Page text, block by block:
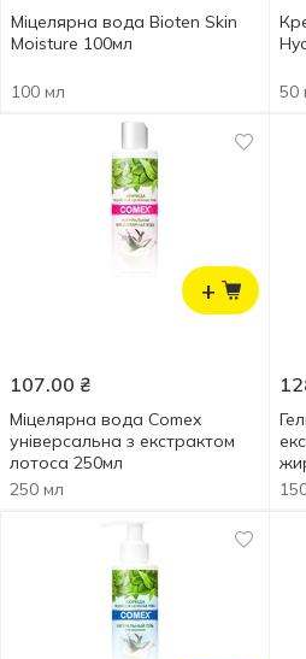
Міцелярна вода Bioten Skin
Moisture 100мл
100 мл 50
+
107.00 ₴
Міцелярна вода Comex
універсальна з екстрактом
лотоса 250мл
250 мл